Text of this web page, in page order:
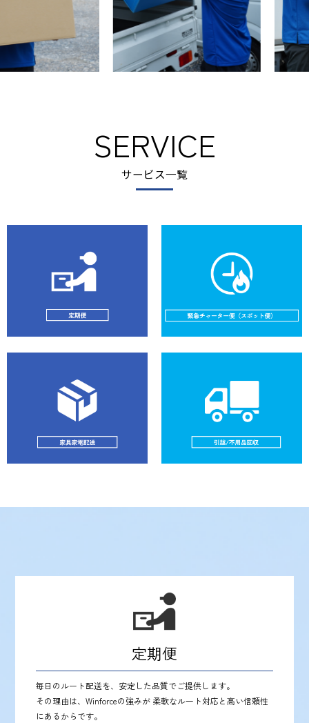
SERVICE
サービス一覧
定期便
毎日のルート配送を、安定した品質でご提供します。
その理由は、Winforceの強みが 柔軟なルート対応と高い信頼性
にあるからです。